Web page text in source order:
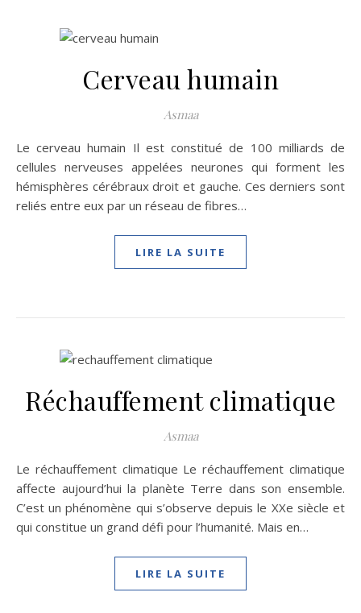
Cerveau humain
Asmaa
Le cerveau humain Il est constitué de 100 milliards de
cellules nerveuses appelées neurones qui forment les
hémisphères cérébraux droit et gauche. Ces derniers sont
reliés entre eux par un réseau de fibres…
LIRE LA SUITE
Réchauffement climatique
Asmaa
Le réchauffement climatique Le réchauffement climatique
affecte aujourd’hui la planète Terre dans son ensemble.
C’est un phénomène qui s’observe depuis le XXe siècle et
qui constitue un grand défi pour l’humanité. Mais en…
LIRE LA SUITE